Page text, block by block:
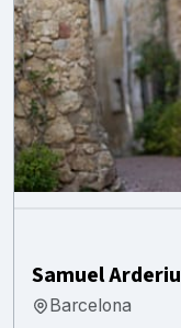
Samuel Arderiu
Barcelona